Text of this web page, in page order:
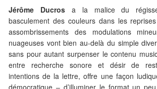
Jérôme Ducrosa la malice du
basculement des couleurs dans les
assombrissements des modulations
nuageuses vont bien au-delà du simple
sans pour autant surpenser le contenu
entre recherche sonore et désir de
intentions de la lettre, offre une façon